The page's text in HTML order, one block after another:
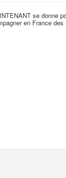
se donne
en France des